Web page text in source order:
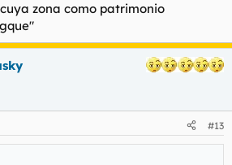
zona como patrimonio
#13